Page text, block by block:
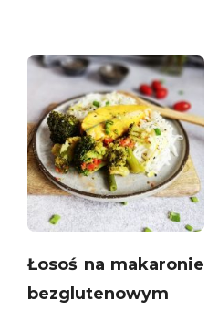
Łosoś na makaronie
bezglutenowym